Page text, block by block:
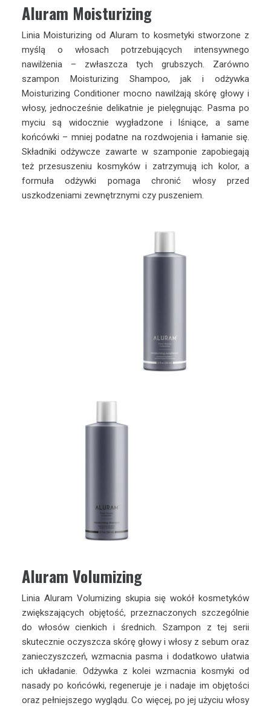
Aluram Moisturizing
Linia Moisturizing od Aluram to kosmetyki stworzone z
myślą o włosach potrzebujących intensywnego
nawilżenia – zwłaszcza tych grubszych. Zarówno
szampon Moisturizing Shampoo, jak i odżywka
Moisturizing Conditioner mocno nawilżają skórę głowy i
włosy, jednocześnie delikatnie je pielęgnując. Pasma po
myciu są widocznie wygładzone i lśniące, a same
końcówki – mniej podatne na rozdwojenia i łamanie się.
Składniki odżywcze zawarte w szamponie zapobiegają
też przesuszeniu kosmyków i zatrzymują ich kolor, a
formuła odżywki pomaga chronić włosy przed
uszkodzeniami zewnętrznymi czy puszeniem.
Aluram Volumizing
Linia Aluram Volumizing skupia się wokół kosmetyków
zwiększających objętość, przeznaczonych szczególnie
do włosów cienkich i średnich. Szampon z tej serii
skutecznie oczyszcza skórę głowy i włosy z sebum oraz
zanieczyszczeń, wzmacnia pasma i dodatkowo ułatwia
ich układanie. Odżywka z kolei wzmacnia kosmyki od
nasady po końcówki, regeneruje je i nadaje im objętości
oraz pełniejszego wyglądu. Co więcej, po jej użyciu włosy